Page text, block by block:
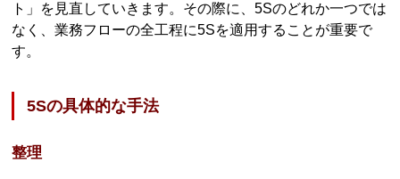
ト」を見直していきます。その際に、5Sのどれか一つでは
なく、業務フローの全工程に5Sを適用することが重要で
す。
5Sの具体的な手法
整理